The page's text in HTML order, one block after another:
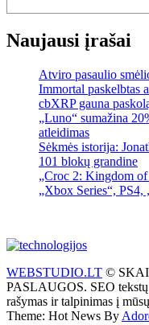
Naujausi įrašai
Atviro pasaulio
Immortal paskelbtas
cbXRP gauna
„Luno“ sumažina
atleidimas
Sėkmės istorija:
101 blokų grandine
„Croc 2: Kingdom of
„Xbox Series“,
WEBSTUDIO.LT ©
PASLAUGOS. SEO
rašymas ir talpinimas į
Theme: Hot News By